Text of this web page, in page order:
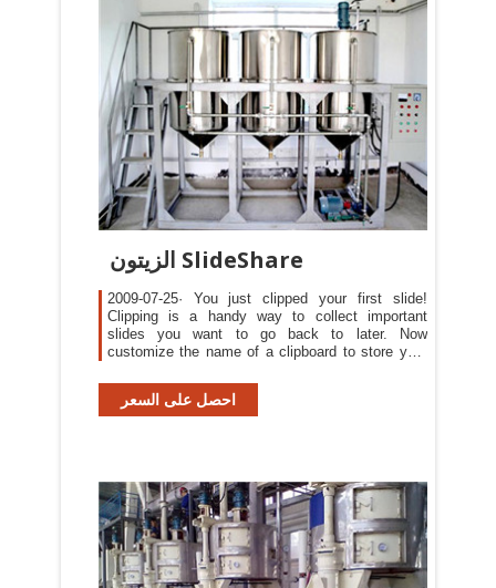
الزيتون SlideShare
2009-07-25· You just clipped your first slide!
Clipping is a handy way to collect important
slides you want to go back to later. Now
customize the name of a clipboard to store your
احصل على السعر